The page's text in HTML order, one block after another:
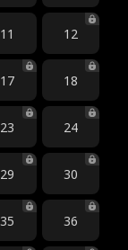
11 12
17 18
23 24
29 30
35 36